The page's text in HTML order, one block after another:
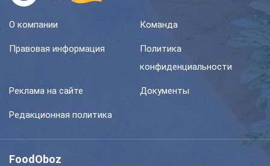
О компании Команда
Правовая информация
Политика
конфиденциальности
Реклама на сайте Документы
Редакционная политика
FoodOboz